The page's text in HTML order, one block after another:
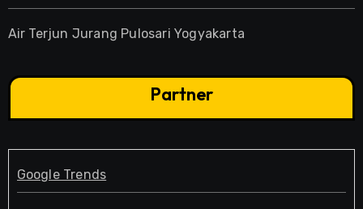
Air Terjun Jurang Pulosari Yogyakarta
Partner
Google Trends